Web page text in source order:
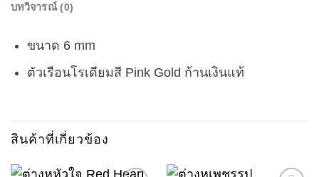
บทวิจารณ์ (0)
ขนาด 6 mm
ตัวเรือนโรเดียมสี Pink Gold ก้านเงินแท้
สินค้าที่เกี่ยวข้อง